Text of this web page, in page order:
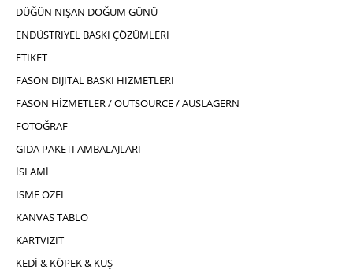
DÜĞÜN NIŞAN DOĞUM GÜNÜ
ENDÜSTRIYEL BASKI ÇÖZÜMLERI
ETIKET
FASON DIJITAL BASKI HIZMETLERI
FASON HİZMETLER / OUTSOURCE / AUSLAGERN
FOTOĞRAF
GIDA PAKETI AMBALAJLARI
İSLAMİ
İSME ÖZEL
KANVAS TABLO
KARTVIZIT
KEDİ & KÖPEK & KUŞ